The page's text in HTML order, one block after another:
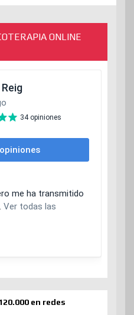
ONLINE
en redes